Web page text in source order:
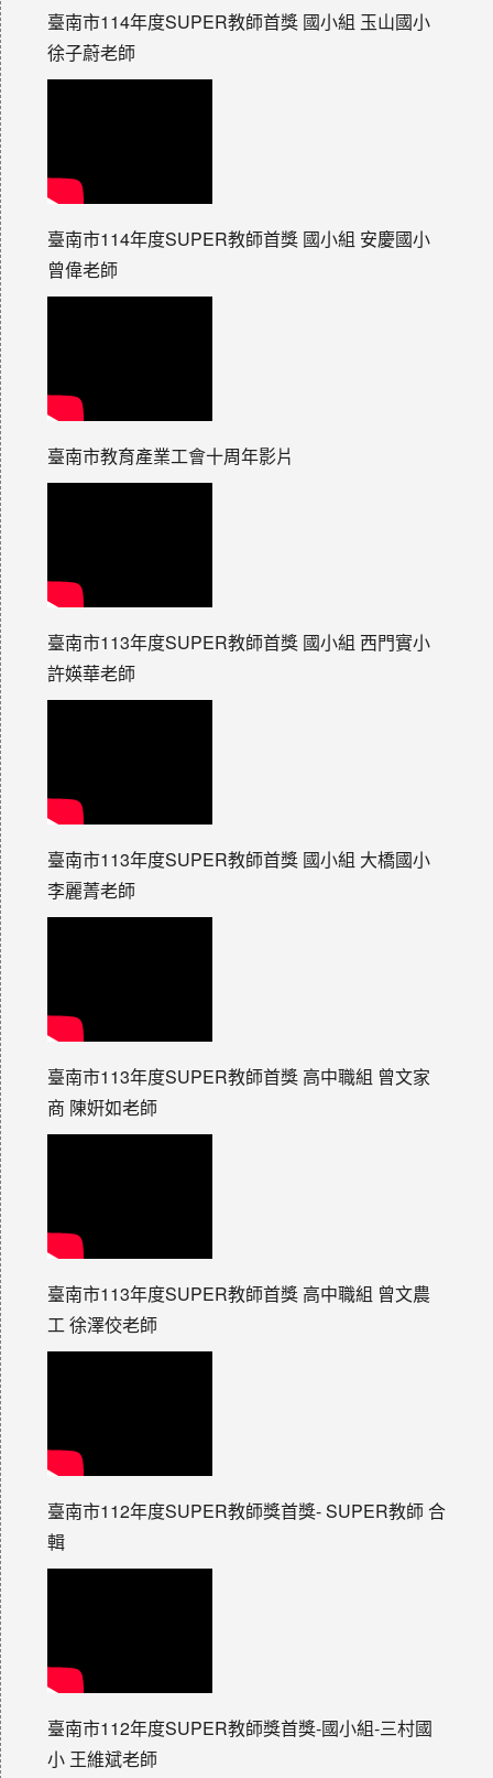
臺南市114年度SUPER教師首獎 國小組 玉山國小
徐子蔚老師
臺南市114年度SUPER教師首獎 國小組 安慶國小
曾偉老師
臺南市教育產業工會十周年影片
臺南市113年度SUPER教師首獎 國小組 西門實小
許媖華老師
臺南市113年度SUPER教師首獎 國小組 大橋國小
李麗菁老師
臺南市113年度SUPER教師首獎 高中職組 曾文家
商 陳姸如老師
臺南市113年度SUPER教師首獎 高中職組 曾文農
工 徐澤佼老師
臺南市112年度SUPER教師獎首獎- SUPER教師 合
輯
臺南市112年度SUPER教師獎首獎-國小組-三村國
小 王維斌老師